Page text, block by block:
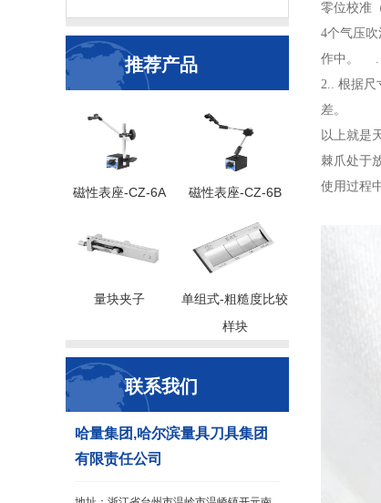
推荐产品
磁性表座-CZ-6A 磁性表座-CZ-6B
量块夹子
单组式-粗糙度比较
样块
联系我们
哈量集团,哈尔滨量具刀具集团
有限责任公司
零位校准
4个气压
作中。
2.. 根据
以上就是
棘爪处于
使用过程